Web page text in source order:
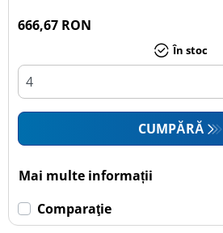
666,67 RON
În stoc
CUMPĂRĂ
Mai multe informații
Comparaţie